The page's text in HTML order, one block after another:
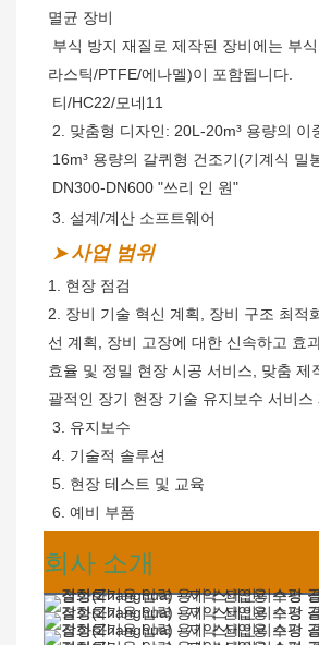
멸균 장비
부식 방지 재질로 제작된 장비에는 부
라스틱/PTFE/에나멜)이 포함됩니다.
티/HC22/모네11
2. 맞춤형 디자인: 20L-20m³ 용량의 이
16m³ 용량의 갈퀴형 건조기(기계식 밀
DN300-DN600 "쓰리 인 원"
3. 설계/계산 소프트웨어
➤ 사업 범위
1. 현장 점검
2. 장비 기술 혁신 계획, 장비 구조 최적
선 계획, 장비 고장에 대한 신속하고 효
효율 및 정밀 현장 시공 서비스, 맞춤 제
괄적인 장기 현장 기술 유지보수 서비스
3. 유지보수
4. 기술적 솔루션
5. 현장 테스트 및 교육
6. 예비 부품
회사 소개